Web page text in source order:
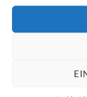
Was kostet
Kosten ab?
variieren je nach